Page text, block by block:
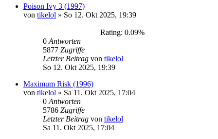
Poison Ivy 3 (1997)
von tikelol » So 12. Okt 2025, 19:39
Rating: 0.09%
0 Antworten
5877 Zugriffe
Letzter Beitrag von tikelol
So 12. Okt 2025, 19:39
Maximum Risk (1996)
von tikelol » Sa 11. Okt 2025, 17:04
0 Antworten
5786 Zugriffe
Letzter Beitrag von tikelol
Sa 11. Okt 2025, 17:04